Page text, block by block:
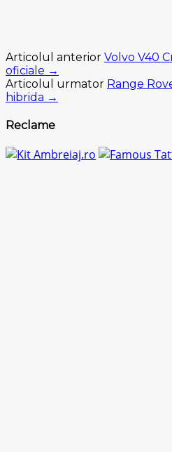
Articolul anterior Volvo V40
oficiale →
Articolul urmator Range
hibrida →
Reclame